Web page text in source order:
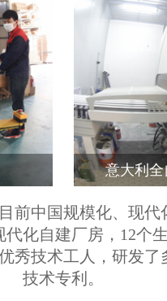
意大利
前中国规模化、现代
代化自建厂房，12个
秀技术工人，研发了
技术专利。